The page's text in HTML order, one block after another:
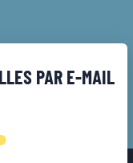
PAR E-MAIL